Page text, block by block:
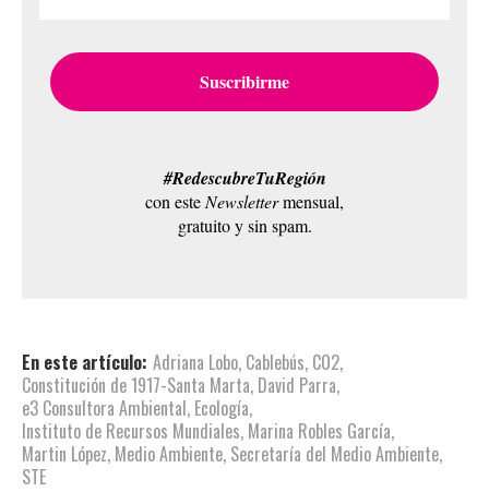
#RedescubreTuRegión
con este Newslettermensual,
gratuito y sin spam.
En este artículo: Adriana Lobo, Cablebús, CO2,
Constitución de 1917-Santa Marta, David Parra,
e3 Consultora Ambiental, Ecología,
Instituto de Recursos Mundiales, Marina Robles García,
Martin López, Medio Ambiente, Secretaría del Medio Ambiente,
STE